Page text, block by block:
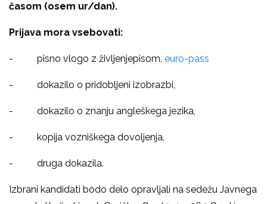
časom (osem ur/dan).
Prijava mora vsebovati:
- pisno vlogo z življenjepisom, euro-pass
- dokazilo o pridobljeni izobrazbi,
- dokazilo o znanju angleškega jezika,
- kopija vozniškega dovoljenja,
- druga dokazila.
Izbrani kandidati bodo delo opravljali na sedežu Javnega